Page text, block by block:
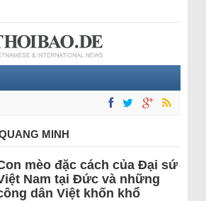
MINH
mèo đặc cách của Đại sứ
Nam tại Đức và những
dân Việt khốn khổ